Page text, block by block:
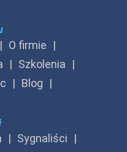
O firmie
Szkolenia
Blog
Sygnaliści